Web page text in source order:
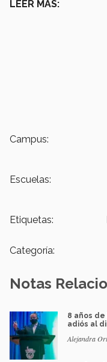
LEER MÁS:
Campus:
Escuelas:
Etiquetas:
Categoría:
Notas
8 años de
adiós al
Alejandra